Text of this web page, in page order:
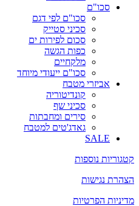
סכו"ם
סכו"ם לפי דגם
סכיני סטייק
סכום לפירות ים
כפות הגשה
מלקחיים
סכו"ם ייעודי מיוחד
אביזרי מטבח
קונדיטוריה
סכיני שף
סירים ומחבתות
גאדג'טים למטבח
SALE
קטגוריות נוספות
הצהרת נגישות
מדיניות הפרטיות